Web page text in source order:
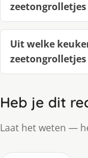
Uit welke
Heb je dit
Laat het weten —